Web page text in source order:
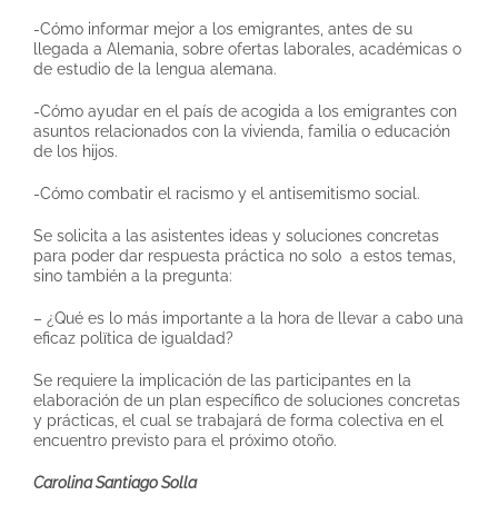
-Cómo informar mejor a los emigrantes, antes de su
llegada a Alemania, sobre ofertas laborales, académicas o
de estudio de la lengua alemana.
-Cómo ayudar en el país de acogida a los emigrantes con
asuntos relacionados con la vivienda, familia o educación
de los hijos.
-Cómo combatir el racismo y el antisemitismo social.
Se solicita a las asistentes ideas y soluciones concretas
para poder dar respuesta práctica no solo a estos temas,
sino también a la pregunta:
– ¿Qué es lo más importante a la hora de llevar a cabo una
eficaz polïtica de igualdad?
Se requiere la implicación de las participantes en la
elaboración de un plan específico de soluciones concretas
y prácticas, el cual se trabajará de forma colectiva en el
encuentro previsto para el próximo otoño.
Carolina Santiago Solla